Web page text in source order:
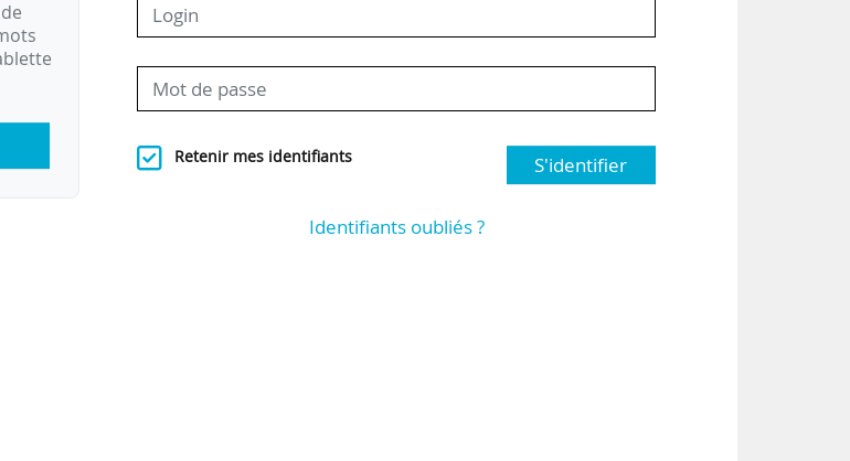
Retenir mes identifiants S'identifier
Identifiants oubliés ?